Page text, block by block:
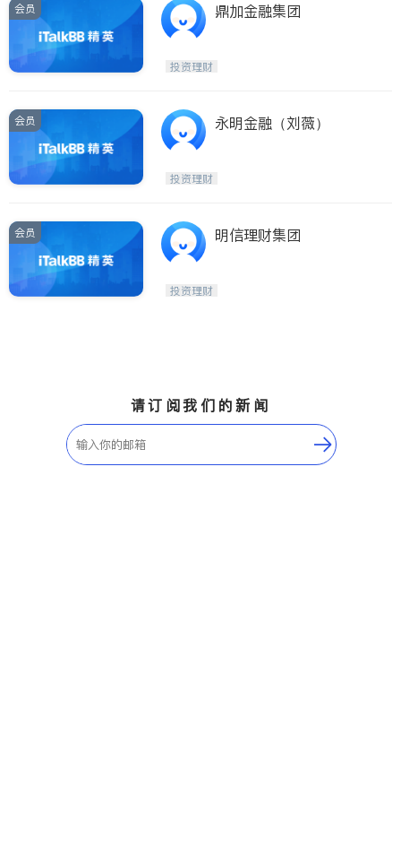
会员 鼎加金融集团
投资理财
会员 永明金融（刘薇）
投资理财
会员 明信理财集团
投资理财
请订阅我们的新闻